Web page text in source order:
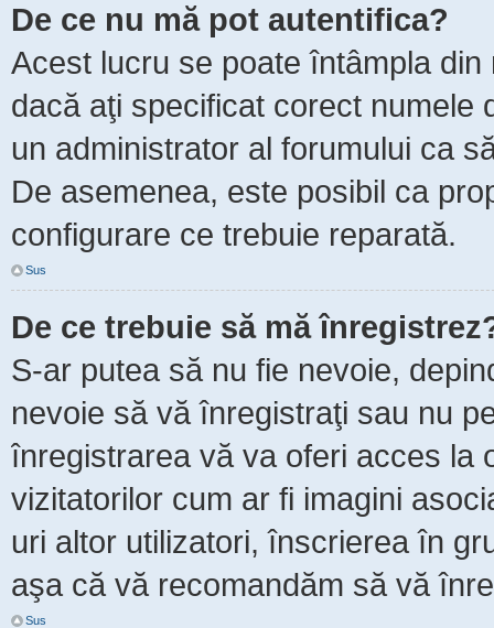
De ce nu mă pot autentifica?
Acest lucru se poate întâmpla
dacă aţi specificat corect numele
un administrator al forumului ca
De asemenea, este posibil ca
configurare ce trebuie reparată.
Sus
De ce trebuie să mă
S-ar putea să nu fie nevoie,
nevoie să vă înregistraţi sau nu
înregistrarea vă va oferi acces la
vizitatorilor cum ar fi imagini
uri altor utilizatori, înscrierea în
aşa că vă recomandăm să vă
Sus